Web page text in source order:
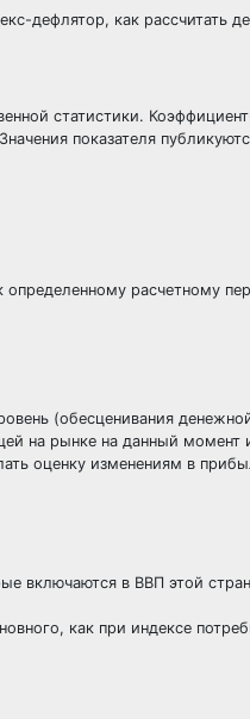
дефлятор, как рассчитать
статистики.
показателя
расчетному
(обесценивания
на рынке на данный
оценку изменениям в
включаются в ВВП этой
как при индексе